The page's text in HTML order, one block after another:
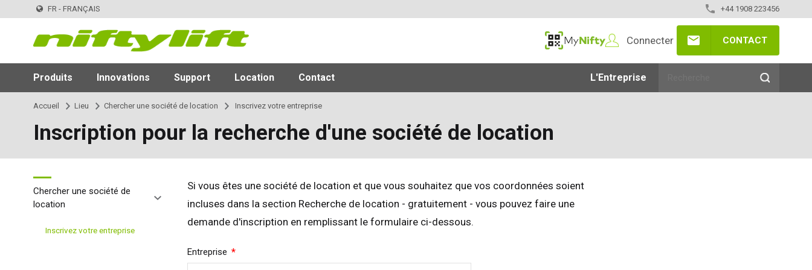
FR - FRANÇAIS +44 1908 223456
MyNifty
Connecter CONTACT
Produits Innovations Support Location Contact L'Entreprise
Accueil Lieu Chercher une société de location Inscrivez votre entreprise
Inscription pour la recherche d'une société de location
Si vous êtes une société de location et que vous souhaitez que vos coordonnées soient
incluses dans la section Recherche de location - gratuitement - vous pouvez faire une
demande d'inscription en remplissant le formulaire ci-dessous.
Entreprise Required
Chercher une société de
location
Inscrivez votre entreprise